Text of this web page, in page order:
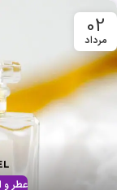
02
مرداد
عطر و